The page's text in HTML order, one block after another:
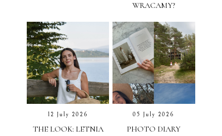
WRACAMY?
12 July 2026
THE LOOK: LETNIA
05 July 2026
PHOTO DIARY